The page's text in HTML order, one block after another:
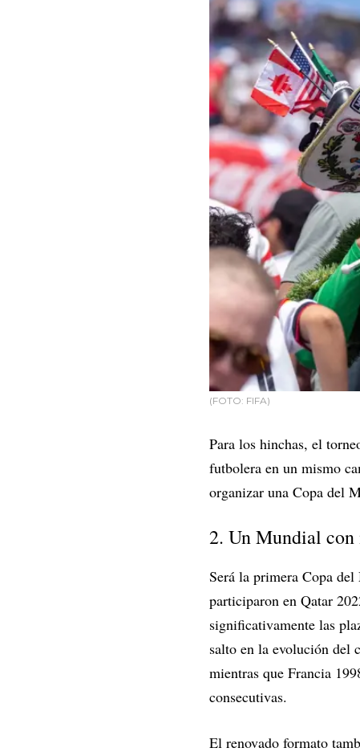
(FOTO: FIFA)
Para los hinchas, el
futbolera en un mismo
organizar una Copa del
2. Un Mundial con
Será la primera Copa
participaron en Qatar
significativamente las
salto en la evolución del
mientras que Francia
consecutivas.
El renovado formato